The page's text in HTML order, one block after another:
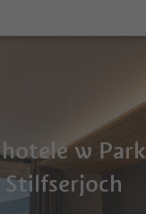
w Park